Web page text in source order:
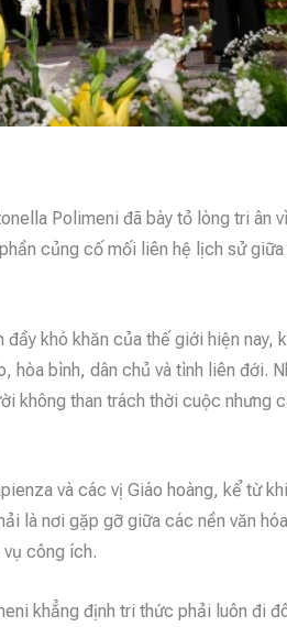
Polimeni đã bày tỏ lòng tri ân
củng cố mối liên hệ lịch sử
khó khăn của thế giới hiện nay,
hòa bình, dân chủ và tình liên đới.
không than trách thời cuộc nhưng
và các vị Giáo hoàng, kể từ
là nơi gặp gỡ giữa các nền văn
công ích.
khẳng định tri thức phải luôn đi